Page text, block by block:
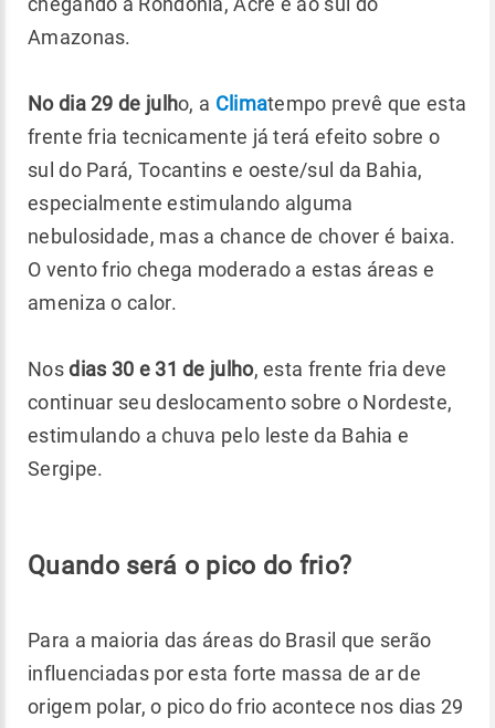
Amazonas.
No dia 29 de julho, a Climatempo prevê que esta
frente fria tecnicamente já terá efeito sobre o
sul do Pará, Tocantins e oeste/sul da Bahia,
especialmente estimulando alguma
nebulosidade, mas a chance de chover é baixa.
O vento frio chega moderado a estas áreas e
ameniza o calor.
Nosdias 30 e 31 de julho, esta frente fria deve
continuar seu deslocamento sobre o Nordeste,
estimulando a chuva pelo leste da Bahia e
Sergipe.
Quando será o pico do frio?
Para a maioria das áreas do Brasil que serão
influenciadas por esta forte massa de ar de
origem polar, o pico do frio acontece nos dias 29